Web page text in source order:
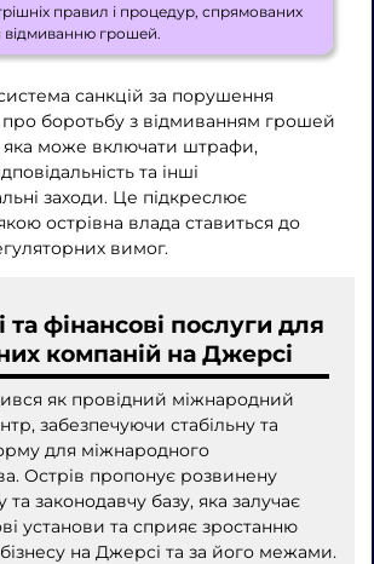
правил і процедур, спрямованих
відмиванню грошей.
санкцій за порушення
про боротьбу з відмиванням грошей
яка може включати штрафи,
та інші
заходи. Це підкреслює
острівна влада ставиться до
вимог.
та фінансові послуги для
компаній на Джерсі
як провідний міжнародний
забезпечуючи стабільну та
для міжнародного
Острів пропонує розвинену
та законодавчу базу, яка залучає
установи та сприяє зростанню
на Джерсі та за його межами.